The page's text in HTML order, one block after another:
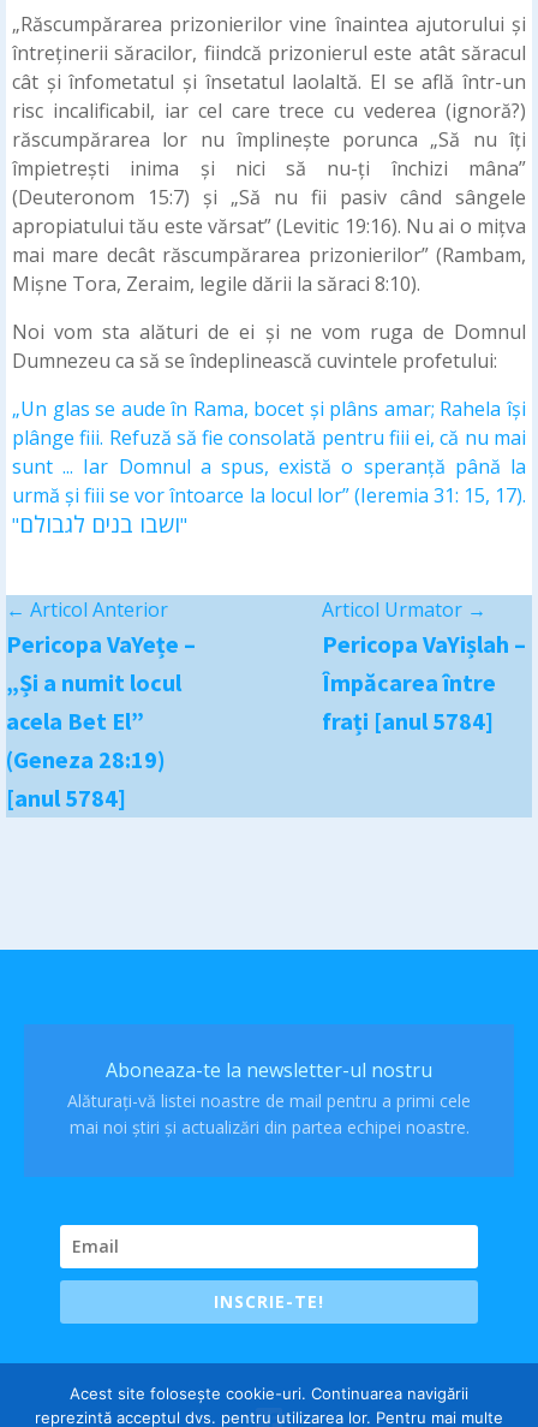
„Răscumpărarea prizonierilor vine înaintea ajutorului și
întreținerii săracilor, fiindcă prizonierul este atât săracul
cât și înfometatul și însetatul laolaltă. El se află într-un
risc incalificabil, iar cel care trece cu vederea (ignoră?)
răscumpărarea lor nu împlinește porunca „Să nu îți
împietrești inima și nici să nu-ți închizi mâna”
(Deuteronom 15:7) și „Să nu fii pasiv când sângele
apropiatului tău este vărsat” (Levitic 19:16). Nu ai o mițva
mai mare decât răscumpărarea prizonierilor” (Rambam,
Mișne Tora, Zeraim, legile dării la săraci 8:10).
Noi vom sta alături de ei și ne vom ruga de Domnul
Dumnezeu ca să se îndeplinească cuvintele profetului:
„Un glas se aude în Rama, bocet și plâns amar; Rahela își
plânge fiii. Refuză să fie consolată pentru fiii ei, că nu mai
sunt ... Iar Domnul a spus, există o speranță până la
urmă și fiii se vor întoarce la locul lor” (Ieremia 31: 15, 17).
"ושבו בנים לגבולם"
← Articol Anterior
Pericopa VaYețe –
„Și a numit locul
acela Bet El”
(Geneza 28:19)
[anul 5784]
Articol Urmator →
Pericopa VaYișlah –
Împăcarea între
frați [anul 5784]
Aboneaza-te la newsletter-ul nostru
Alăturați-vă listei noastre de mail pentru a primi cele
mai noi știri și actualizări din partea echipei noastre.
INSCRIE-TE!
Acest site folosește cookie-uri. Continuarea navigării
reprezintă acceptul dvs. pentru utilizarea lor. Pentru mai multe